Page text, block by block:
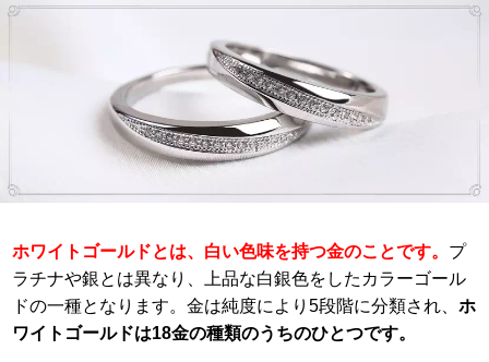
ホワイトゴールドとは、白い色味を持つ金のことです。 プ
ラチナや銀とは異なり、上品な白銀色をしたカラーゴール
ドの一種となります。金は純度により5段階に分類され、ホ
ワイトゴールドは18金の種類のうちのひとつです。